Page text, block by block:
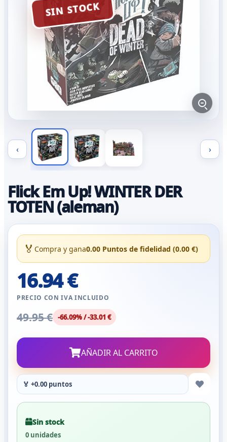
SIN STOCK
‹ ›
Flick Em Up! WINTER DER
TOTEN (aleman)
🏅 Compra y gana0.00 Puntos de fidelidad (0.00 €)
16.94 €
PRECIO CON IVA INCLUIDO
49.95 € -66.09% / -33.01 €
AÑADIR AL CARRITO
🏅 +0.00 puntos
Sin stock
0 unidades